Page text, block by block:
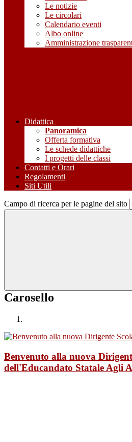
Le notizie
Le circolari
Calendario eventi
Albo online
Amministrazione
Didattica
Panoramica
Offerta formativa
Le schede didattiche
I progetti delle classi
Contatti e Orari
Regolamenti
Siti Utili
Campo di ricerca per le pagine del sito
Carosello
Benvenuto alla nuova
dell'Educandato Statale Agli